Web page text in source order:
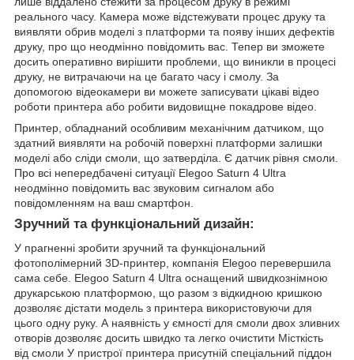
реального часу. Камера може відстежувати процес друку та
виявляти обрив моделі з платформи та появу інших дефектів
друку, про що неодмінно повідомить вас. Тепер ви зможете
досить оперативно вирішити проблеми, що виникли в процесі
друку, не витрачаючи на це багато часу і смолу. За
допомогою відеокамери ви можете записувати цікаві відео
роботи принтера або робити видовищне покадрове відео.
Принтер, обладнаний особливим механічним датчиком, що
здатний виявляти на робочій поверхні платформи залишки
моделі або сліди смоли, що затверділа. Є датчик рівня смоли.
Про всі непередбачені ситуації Elegoo Saturn 4 Ultra
неодмінно повідомить вас звуковим сигналом або
повідомленням на ваш смартфон.
Зручний та функціональний дизайн:
У прагненні зробити зручний та функціональний
фотополімерний 3D-принтер, компанія Elegoo перевершила
сама себе. Elegoo Saturn 4 Ultra оснащений швидкознімною
друкарською платформою, що разом з відкидною кришкою
дозволяє дістати модель з принтера використовуючи для
цього одну руку. А наявність у ємності для смоли двох зливних
отворів дозволяє досить швидко та легко очистити Місткість
від смоли У пристрої принтера присутній спеціальний піддон